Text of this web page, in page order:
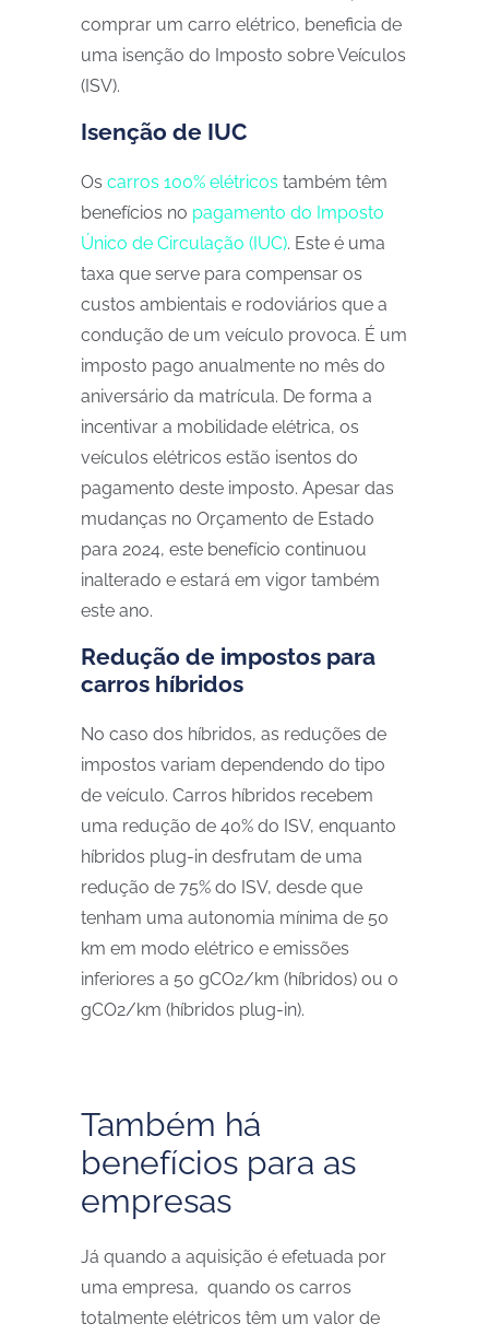
comprar um carro elétrico, beneficia de
uma isenção do Imposto sobre Veículos
(ISV).
Isenção de IUC
Os carros 100% elétricos também têm
benefícios no pagamento do Imposto
Único de Circulação (IUC). Este é uma
taxa que serve para compensar os
custos ambientais e rodoviários que a
condução de um veículo provoca. É um
imposto pago anualmente no mês do
aniversário da matrícula. De forma a
incentivar a mobilidade elétrica, os
veículos elétricos estão isentos do
pagamento deste imposto. Apesar das
mudanças no Orçamento de Estado
para 2024, este benefício continuou
inalterado e estará em vigor também
este ano.
Redução de impostos para
carros híbridos
No caso dos híbridos, as reduções de
impostos variam dependendo do tipo
de veículo. Carros híbridos recebem
uma redução de 40% do ISV, enquanto
híbridos plug-in desfrutam de uma
redução de 75% do ISV, desde que
tenham uma autonomia mínima de 50
km em modo elétrico e emissões
inferiores a 50 gCO2/km (híbridos) ou 0
gCO2/km (híbridos plug-in).
Também há
benefícios para as
empresas
Já quando a aquisição é efetuada por
uma empresa, quando os carros
totalmente elétricos têm um valor de